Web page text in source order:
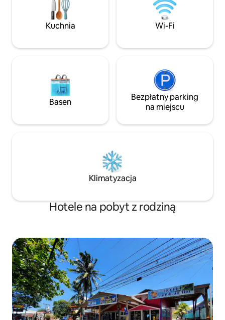
w kolorową rafę,
dżunglę lub
owocami morza i
Kuchnia Wi-Fi
Basen
Bezpłatny parking
na miejscu
Klimatyzacja
Hotele na pobyt z rodziną